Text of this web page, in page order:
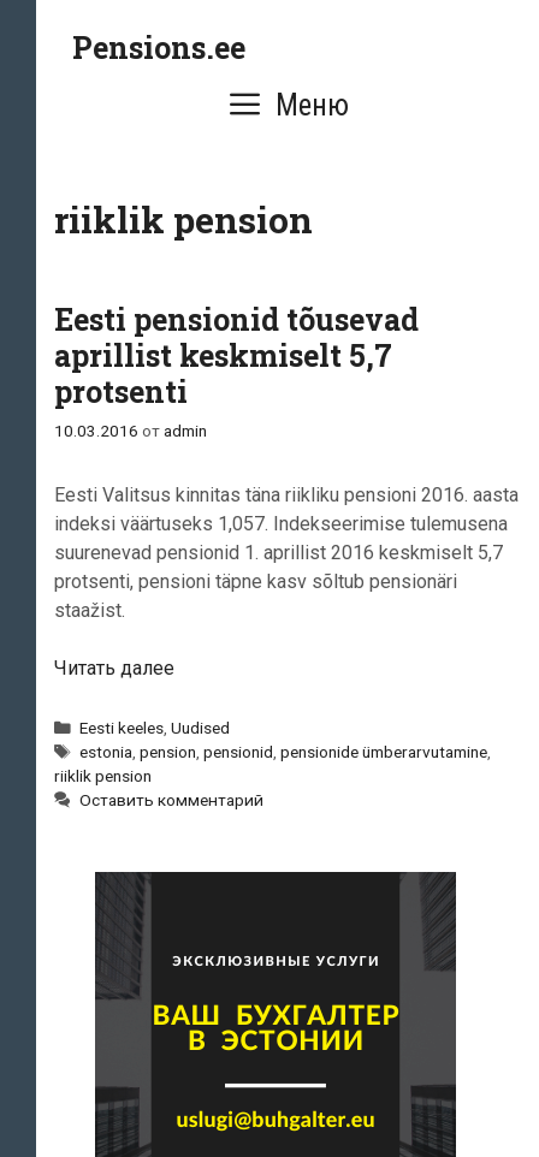
Pensions.ee
Меню
riiklik pension
Eesti pensionid tõusevad
aprillist keskmiselt 5,7
protsenti
10.03.2016 отadmin
Eesti Valitsus kinnitas täna riikliku pensioni 2016. aasta
indeksi väärtuseks 1,057. Indekseerimise tulemusena
suurenevad pensionid 1. aprillist 2016 keskmiselt 5,7
protsenti, pensioni täpne kasv sõltub pensionäri
staažist.
Читать далееEesti
tõusevad
aprillist
5,7
Рубрики
Eesti keeles ,Uudised
Метки
estonia ,pension ,pensionid ,pensionide ümberarvutamine
riiklik pension
Оставить комментарий